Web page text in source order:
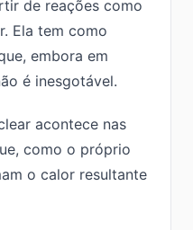
de reações como
Ela tem como
embora em
é inesgotável.
acontece nas
como o próprio
o calor resultante